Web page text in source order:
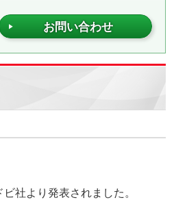
お問い合わせ
社より発表されました。